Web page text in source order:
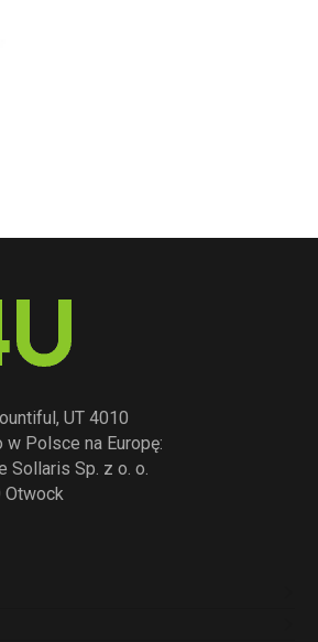
UT 4010
Polsce na Europę:
Sollaris Sp. z o. o.
Otwock